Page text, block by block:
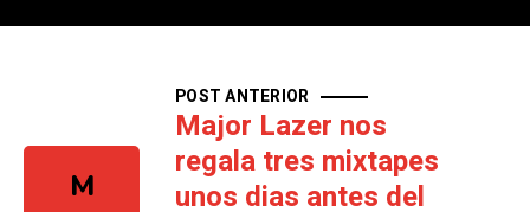
M
POST ANTERIOR
Major Lazer nos
regala tres mixtapes
unos dias antes del